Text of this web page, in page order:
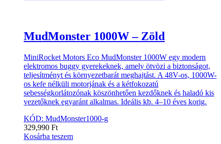
MudMonster 1000W – Zöld
MiniRocket Motors Eco MudMonster 1000W egy modern
elektromos buggy gyerekeknek, amely ötvözi a biztonságot,
teljesítményt és környezetbarát meghajtást. A 48V-os, 1000W-
os kefe nélküli motorjának és a kétfokozatú
sebességkorlátozónak köszönhetően kezdőknek és haladó kis
vezetőknek egyaránt alkalmas. Ideális kb. 4–10 éves korig.
KÓD: MudMonster1000-g
329,990 Ft
Kosárba teszem